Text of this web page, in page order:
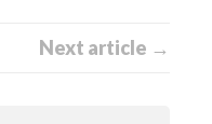
Next article →